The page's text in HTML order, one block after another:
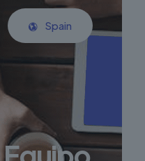
Spain